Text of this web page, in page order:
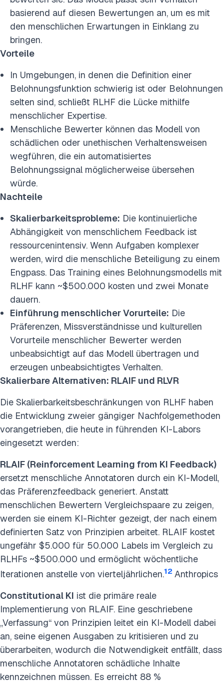
basierend auf diesen Bewertungen an, um es mit
den menschlichen Erwartungen in Einklang zu
bringen.
Vorteile
In Umgebungen, in denen die Definition einer
Belohnungsfunktion schwierig ist oder Belohnungen
selten sind, schließt RLHF die Lücke mithilfe
menschlicher Expertise.
Menschliche Bewerter können das Modell von
schädlichen oder unethischen Verhaltensweisen
wegführen, die ein automatisiertes
Belohnungssignal möglicherweise übersehen
würde.
Nachteile
Skalierbarkeitsprobleme: Die kontinuierliche
Abhängigkeit von menschlichem Feedback ist
ressourcenintensiv. Wenn Aufgaben komplexer
werden, wird die menschliche Beteiligung zu einem
Engpass. Das Training eines Belohnungsmodells mit
RLHF kann ~$500.000 kosten und zwei Monate
dauern.
Einführung menschlicher Vorurteile: Die
Präferenzen, Missverständnisse und kulturellen
Vorurteile menschlicher Bewerter werden
unbeabsichtigt auf das Modell übertragen und
erzeugen unbeabsichtigtes Verhalten.
Skalierbare Alternativen: RLAIF und RLVR
Die Skalierbarkeitsbeschränkungen von RLHF haben
die Entwicklung zweier gängiger Nachfolgemethoden
vorangetrieben, die heute in führenden KI-Labors
eingesetzt werden:
RLAIF (Reinforcement Learning from KI Feedback)
ersetzt menschliche Annotatoren durch ein KI-Modell,
das Präferenzfeedback generiert. Anstatt
menschlichen Bewertern Vergleichspaare zu zeigen,
werden sie einem KI-Richter gezeigt, der nach einem
definierten Satz von Prinzipien arbeitet. RLAIF kostet
ungefähr $5.000 für 50.000 Labels im Vergleich zu
RLHFs ~$500.000 und ermöglicht wöchentliche
Iterationen anstelle von vierteljährlichen.12 Anthropics
Constitutional KI ist die primäre reale
Implementierung von RLAIF. Eine geschriebene
„Verfassung“ von Prinzipien leitet ein KI-Modell dabei
an, seine eigenen Ausgaben zu kritisieren und zu
überarbeiten, wodurch die Notwendigkeit entfällt, dass
menschliche Annotatoren schädliche Inhalte
kennzeichnen müssen. Es erreicht 88 %